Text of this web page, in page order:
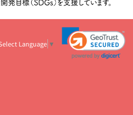
婚祝いの予算相場
出産祝いお役立ち情
ム お祝い花のマナー総まとめ
職
花の正解は？
開店祝いの花 選び方ガイ
Language ▼